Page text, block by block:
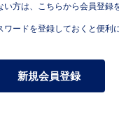
い方は、こちらから会員登録
ワードを登録しておくと便利